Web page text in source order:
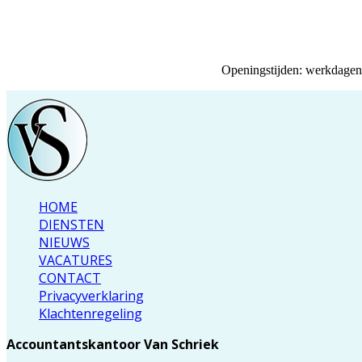
Openingstijden:
HOME
DIENSTEN
NIEUWS
VACATURES
CONTACT
Privacyverklaring
Klachtenregeling
Accountantskantoor Van Schriek